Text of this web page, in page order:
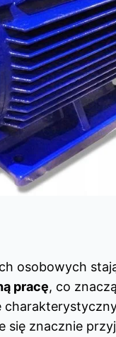
osobowych
pracę, co
się znacznie